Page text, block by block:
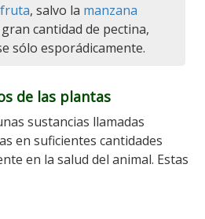
fruta, salvo la manzana
cantidad de pectina,
sólo esporádicamente.
de las plantas
sustancias llamadas
en suficientes cantidades
en la salud del animal. Estas